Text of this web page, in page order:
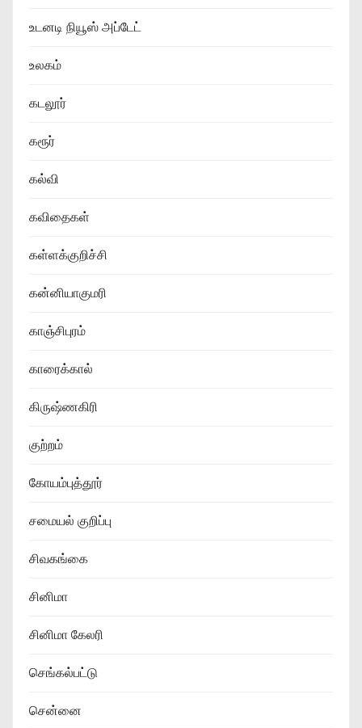
உடனடி நியூஸ் அப்டேட்
உலகம்
கடலூர்
கரூர்
கல்வி
கவிதைகள்
கள்ளக்குறிச்சி
கன்னியாகுமரி
காஞ்சிபுரம்
காரைக்கால்
கிருஷ்ணகிரி
குற்றம்
கோயம்புத்தூர்
சமையல் குறிப்பு
சிவகங்கை
சினிமா
சினிமா கேலரி
செங்கல்பட்டு
சென்னை